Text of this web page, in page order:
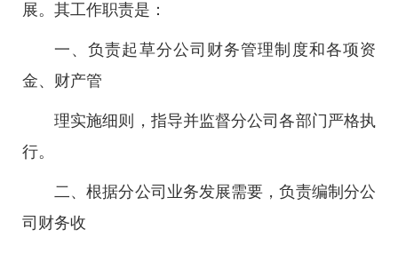
展。其工作职责是：
一、负责起草分公司财务管理制度和各项资
金、财产管
理实施细则，指导并监督分公司各部门严格执
行。
二、根据分公司业务发展需要，负责编制分公
司财务收